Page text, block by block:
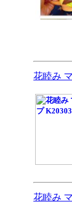
花睦み
花睦み